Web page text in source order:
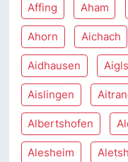
Affing Aham
Ahorn Aichach
Aidhausen
Aislingen
Albertshofen
Alesheim